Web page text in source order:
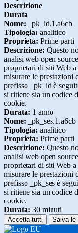
Descrizione
Durata
Nome: _pk_id.1.a6cb
Tipologia: analitico
Proprieta: Prime parti
Descrizione: Questo
analisi web open
proprietari di siti Web
misurare le prestazioni
prefisso _pk_id è
si ritiene sia un codice
cookie.
Durata: 1 anno
Nome: _pk_ses.1.a6cb
Tipologia: analitico
Proprieta: Prime parti
Descrizione: Questo
analisi web open
proprietari di siti Web
misurare le prestazioni
prefisso _pk_ses è
si ritiene sia un codice
cookie.
Durata: 30 minuti
Accetta tutti Salva le